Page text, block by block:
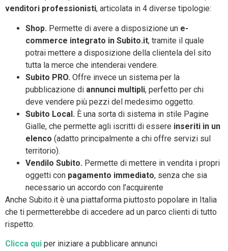
venditori professionisti, articolata in 4 diverse tipologie:
Shop. Permette di avere a disposizione un e-
commerce integrato in Subito.it, tramite il quale
potrai mettere a disposizione della clientela del sito
tutta la merce che intenderai vendere.
Subito PRO. Offre invece un sistema per la
pubblicazione di annunci multipli, perfetto per chi
deve vendere più pezzi del medesimo oggetto.
Subito Local. È una sorta di sistema in stile Pagine
Gialle, che permette agli iscritti di essere inseriti in un
elenco (adatto principalmente a chi offre servizi sul
territorio).
Vendilo Subito. Permette di mettere in vendita i propri
oggetti con pagamento immediato, senza che sia
necessario un accordo con l’acquirente
Anche Subito.it è una piattaforma piuttosto popolare in Italia
che ti permetterebbe di accedere ad un parco clienti di tutto
rispetto.
Clicca qui per iniziare a pubblicare annunci